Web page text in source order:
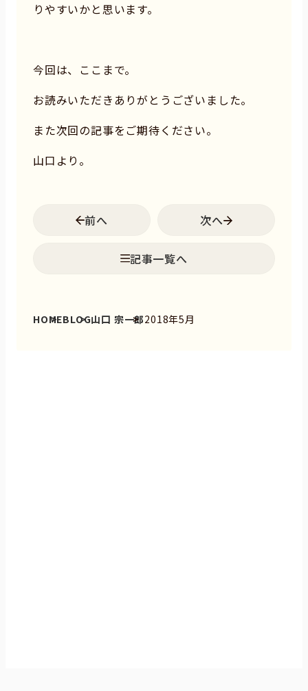
りやすいかと思います。
今回は、ここまで。
お読みいただきありがとうございました。
また次回の記事をご期待ください。
山口より。
前へ
記事一覧へ
次へ
HOMEBLOG山口 宗一郎2018年5月